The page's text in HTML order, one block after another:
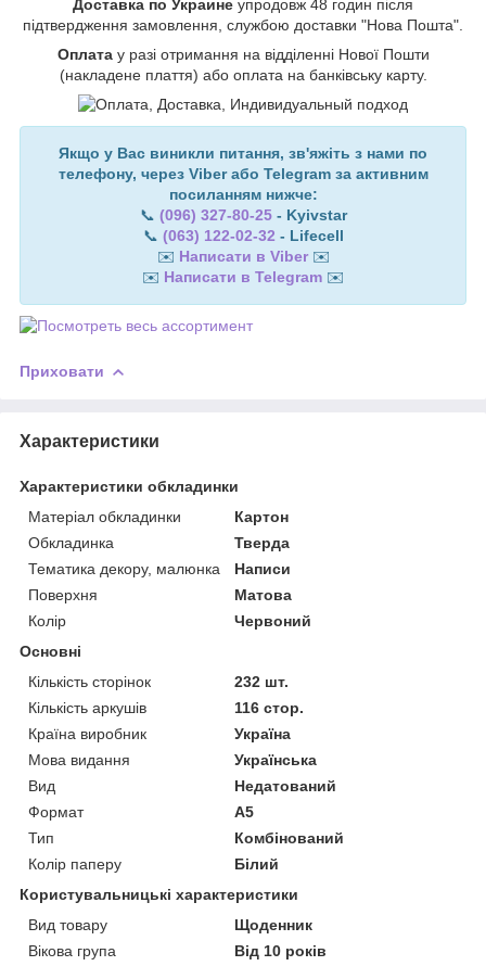
Доставка по Украине упродовж 48 годин після
підтвердження замовлення, службою доставки "Нова Пошта".
Оплата у разі отримання на відділенні Нової Пошти
(накладене плаття) або оплата на банківську карту.
Якщо у Вас виникли питання, зв'яжіть з нами по
телефону, через Viber або Telegram за активним
посиланням нижче:
📞 (096) 327-80-25- Kyivstar
📞 (063) 122-02-32 - Lifecell
✉️ Написати в Viber ✉️
✉️ Написати в Telegram ✉️
Приховати
Характеристики
Характеристики обкладинки
Матеріал обкладинки
Картон
Обкладинка
Тверда
Тематика декору, малюнка
Написи
Поверхня
Матова
Колір
Червоний
Основні
Кількість сторінок
232 шт.
Кількість аркушів
116 стор.
Країна виробник
Україна
Мова видання
Українська
Вид
Недатований
Формат
A5
Тип
Комбінований
Колір паперу
Білий
Користувальницькі характеристики
Вид товару
Щоденник
Вікова група
Від 10 років